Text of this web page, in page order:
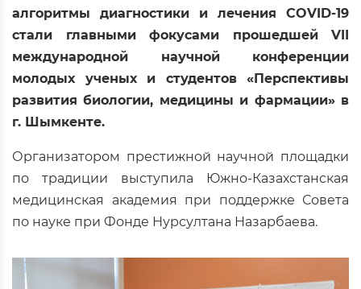
алгоритмы диагностики и лечения COVID-19
стали главными фокусами прошедшей VII
международной научной конференции
молодых ученых и студентов «Перспективы
развития биологии, медицины и фармации» в
г. Шымкенте.
Организатором престижной научной площадки
по традиции выступила Южно-Казахстанская
медицинская академия при поддержке Совета
по науке при Фонде Нурсултана Назарбаева.